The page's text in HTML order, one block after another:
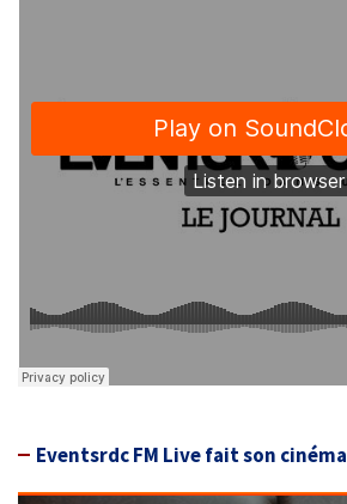
Eventsrdc FM Live fait son cinéma